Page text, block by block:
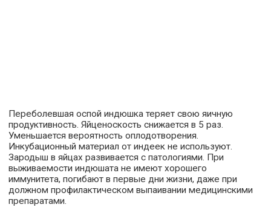
Переболевшая оспой индюшка теряет свою яичную
продуктивность. Яйценоскость снижается в 5 раз.
Уменьшается вероятность оплодотворения.
Инкубационный материал от индеек не используют.
Зародыш в яйцах развивается с патологиями. При
выживаемости индюшата не имеют хорошего
иммунитета, погибают в первые дни жизни, даже при
должном профилактическом выпаивании медицинскими
препаратами.